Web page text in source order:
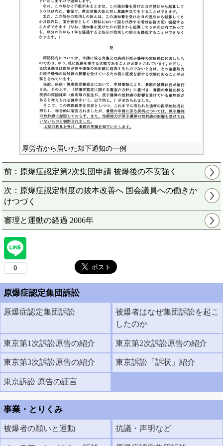
厚労省から届いた却下通知の一例
前：原爆症認定第2次集団申請 被爆後の不安強く
次：原爆症認定制度の抜本改善へ 国会議員への働きか
けつづく
審理と運動の経過 2006年
原爆症認定集団訴訟
原爆症認定集団訴訟
被爆者はなぜ集団訴訟を起こ
したのか
東京第1次訴訟原告の紹介 東京第2次訴訟原告の紹介
東京第3次訴訟原告の紹介 東京訴訟「訴状」紹介
東京訴訟 原告の証言
事業・とりくみ
被爆者の願いと運動 抗議・声明など